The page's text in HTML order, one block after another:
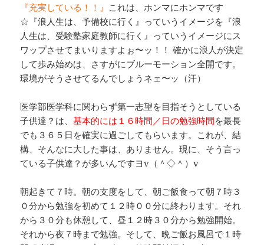
『充実している！！』 これは、ホンマにホンマです
☆『浪人生は、予備校に行く』っていうイメージを『浪
人生は、受験塾家庭教師に行く』っていうイメージにス
ワップさせてまいりますよぉ〜ッ！！ 確かに浪人が決定
して歩み始めは、さすがにブルーモーション全開です。
環境がそうさせてるんでしょうネェ〜ッ（汗）
医学部医学科に関わらず第一志望を目指そうとしている
子供達？は、基本的には１６時間／日の勉強時間を最長
でも３６５日を確実に過ごしてもらいます。これが、結
構、そんなに大した事は、ありません。現に、そう言っ
ている子供達？が多いんですヨv（＾◇＾）v
朝起きて７時。朝の支度をして、朝ご飯食って朝７時３
０分から勉強を初めて１２時００分に終わります。それ
から３０分も休憩して、昼１２時３０分から勉強開始。
それから夜７時まで勉強。そして、晩ご飯お風呂で１時